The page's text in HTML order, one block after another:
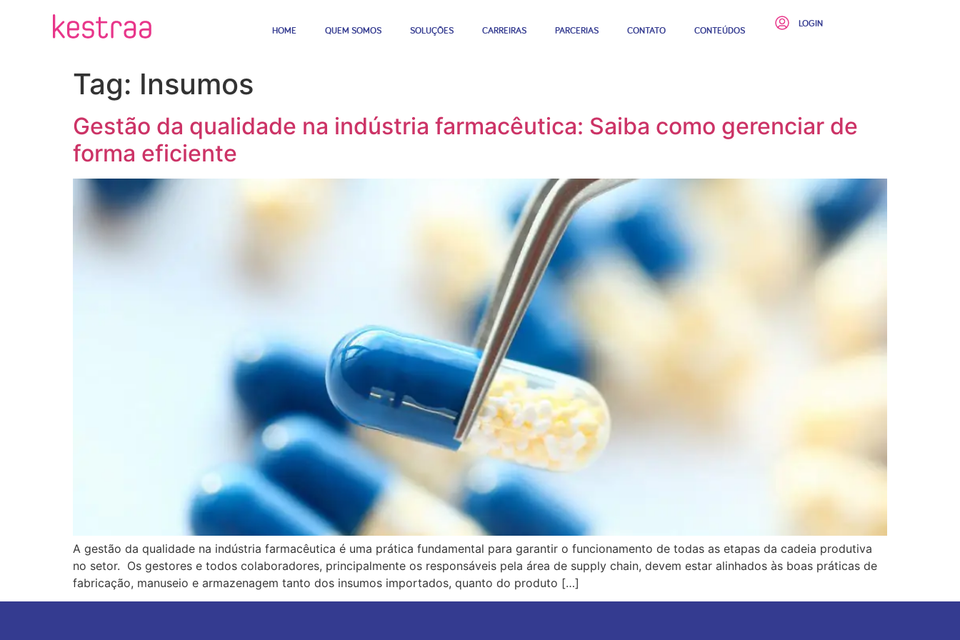
HOME QUEM SOMOS SOLUÇÕES CARREIRAS PARCERIAS CONTATO CONTEÚDOS
LOGIN
Tag: Insumos
Gestão da qualidade na indústria farmacêutica: Saiba como gerenciar de
forma eficiente
A gestão da qualidade na indústria farmacêutica é uma prática fundamental para garantir o funcionamento de todas as etapas da cadeia produtiva
no setor. Os gestores e todos colaboradores, principalmente os responsáveis pela área de supply chain, devem estar alinhados às boas práticas de
fabricação, manuseio e armazenagem tanto dos insumos importados, quanto do produto […]